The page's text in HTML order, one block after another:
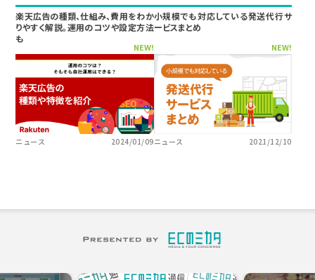
楽天広告の種類、仕組み、費用をわか
りやすく解説。運用のコツや設定方法
も
NEW!
ニュース 2024/01/09
小規模でも対応している発送代行サ
ービスまとめ
NEW!
ニュース 2021/12/10